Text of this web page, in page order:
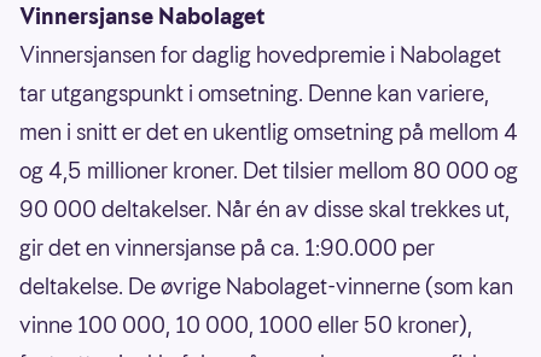
Vinnersjanse Nabolaget
Vinnersjansen for daglig hovedpremie i Nabolaget
tar utgangspunkt i omsetning. Denne kan variere,
men i snitt er det en ukentlig omsetning på mellom 4
og 4,5 millioner kroner. Det tilsier mellom 80 000 og
90 000 deltakelser. Når én av disse skal trekkes ut,
gir det en vinnersjanse på ca. 1:90.000 per
deltakelse. De øvrige Nabolaget-vinnerne (som kan
vinne 100 000, 10 000, 1000 eller 50 kroner),